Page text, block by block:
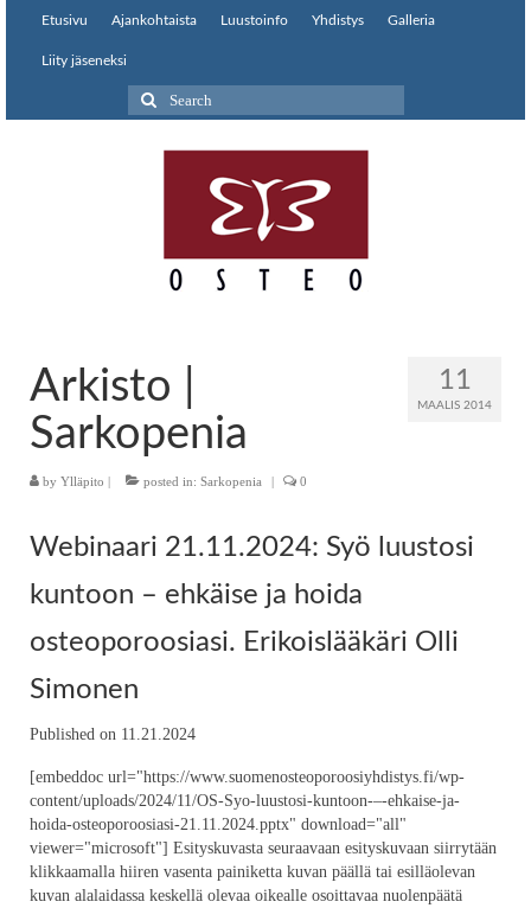
Etusivu Ajankohtaista Luustoinfo Yhdistys Galleria
Liity jäseneksi
Search
for:
11
MAALIS 2014
Arkisto |
Sarkopenia
by Ylläpito | posted in: Sarkopenia | 0
Webinaari 21.11.2024: Syö luustosi
kuntoon – ehkäise ja hoida
osteoporoosiasi. Erikoislääkäri Olli
Simonen
Published on 11.21.2024
[embeddoc url="https://www.suomenosteoporoosiyhdistys.fi/wp-
content/uploads/2024/11/OS-Syo-luustosi-kuntoon-–-ehkaise-ja-
hoida-osteoporoosiasi-21.11.2024.pptx" download="all"
viewer="microsoft"] Esityskuvasta seuraavaan esityskuvaan siirrytään
klikkaamalla hiiren vasenta painiketta kuvan päällä tai esilläolevan
kuvan alalaidassa keskellä olevaa oikealle osoittavaa nuolenpäätä